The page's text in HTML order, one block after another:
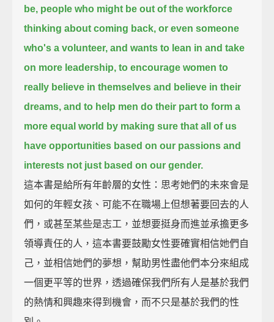
be, people who might be out of the workforce
thinking about coming back, or even someone
who's a volunteer, and wants to lean in and take
on more leadership, to encourage women to
really believe in themselves and believe in their
dreams, and to help men do their part to form a
more equal world by making sure that all of us
have opportunities based on our passions and
interests not just based on our gender.
這本書是給所有年齡層的女性：思考她們的未來會是
如何的年輕女孩、可能不在職場上但想著要回去的人
們，或甚至某些是志工，並想要挺身而進並承擔更多
領導責任的人，這本書要鼓勵女性要確實相信她們自
己，並相信她們的夢想，幫助男性盡他們本分來組成
一個更平等的世界，透過確保我們所有人是基於我們
的熱情和興趣來得到機會，而不只是基於我們的性